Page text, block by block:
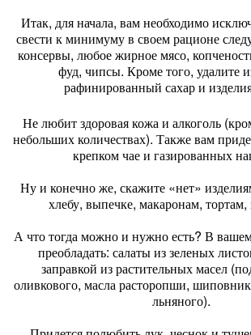
Итак, для начала, вам необходимо
свести к минимуму в своем рационе
консервы, любое жирное мясо,
фуд, чипсы. Кроме того, удалите
рафинированный сахар и
Не любит здоровая кожа и алкоголь
небольших количествах). Также вам
крепком чае и газированных
Ну и конечно же, скажите «нет»
хлебу, выпечке, макаронам,
А что тогда можно и нужно есть? В
преобладать: салаты из зеленых
заправкой из растительных масел
оливкового, масла расторопши,
льняного).